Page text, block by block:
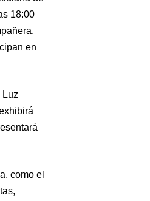
18:00
en
Luz
como el